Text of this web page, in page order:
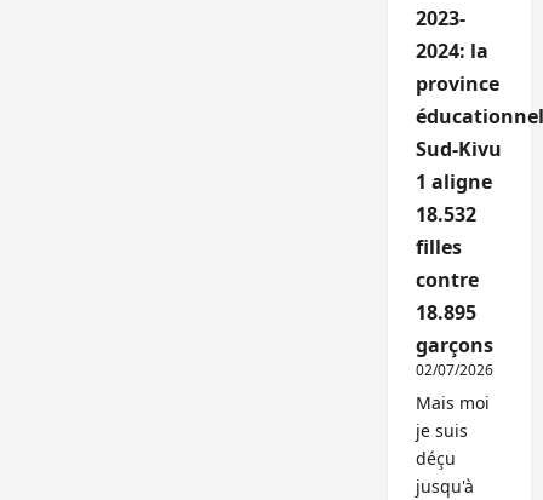
2023-
2024: la
province
Sud-Kivu
1 aligne
18.532
filles
contre
18.895
garçons
02/07/2026
Mais moi
je suis
déçu
jusqu'à